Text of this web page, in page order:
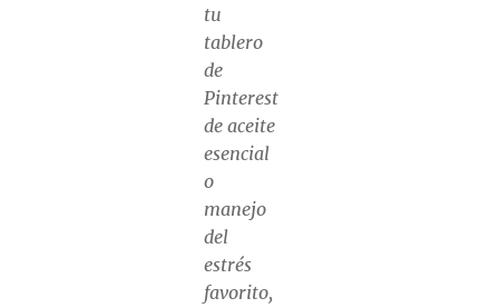
tu
tablero
de
Pinterest
de aceite
esencial
o
manejo
del
estrés
favorito,